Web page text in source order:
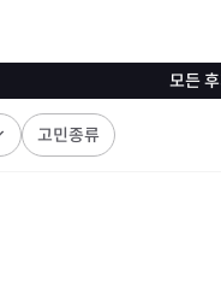
모든
고민종류